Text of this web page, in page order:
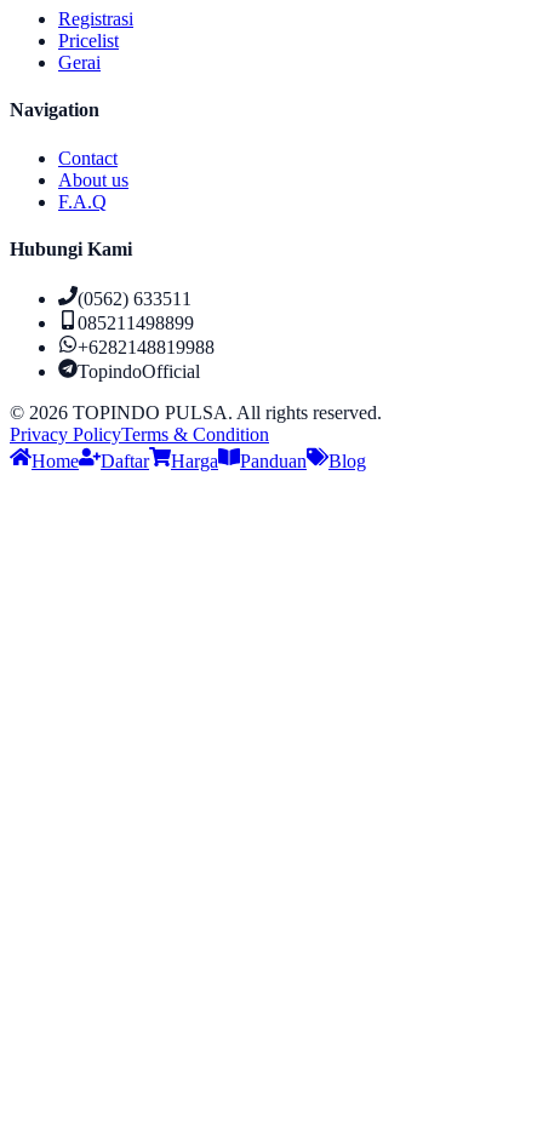
Registrasi
Pricelist
Gerai
Navigation
Contact
About us
F.A.Q
Hubungi Kami
(0562) 633511
085211498899
+6282148819988
TopindoOfficial
© 2026 TOPINDO PULSA. All rights reserved.
Privacy PolicyTerms & Condition
Home
Daftar Harga Panduan Blog